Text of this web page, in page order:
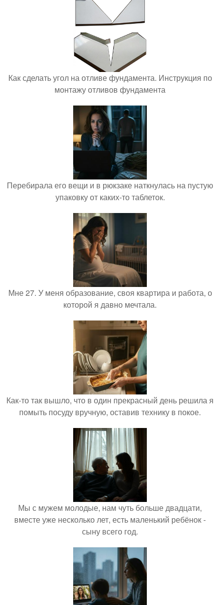
Как сделать угол на отливе фундамента. Инструкция по
монтажу отливов фундамента
Перебирала его вещи и в рюкзаке наткнулась на пустую
упаковку от каких-то таблеток.
Мне 27. У меня образование, своя квартира и работа, о
которой я давно мечтала.
Как-то так вышло, что в один прекрасный день решила я
помыть посуду вручную, оставив технику в покое.
Мы с мужем молодые, нам чуть больше двадцати,
вместе уже несколько лет, есть маленький ребёнок -
сыну всего год.